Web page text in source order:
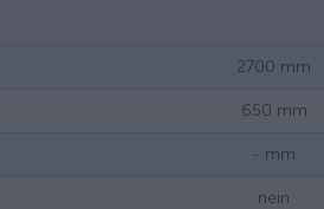
2700 mm
650 mm
- mm
nein